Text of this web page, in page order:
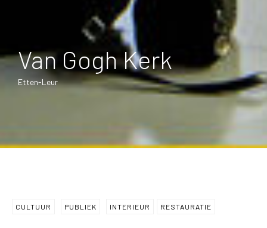
Van Gogh Kerk
Etten-Leur
CULTUUR PUBLIEK INTERIEUR RESTAURATIE